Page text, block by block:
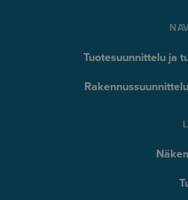
Tuotesuunnittelu ja